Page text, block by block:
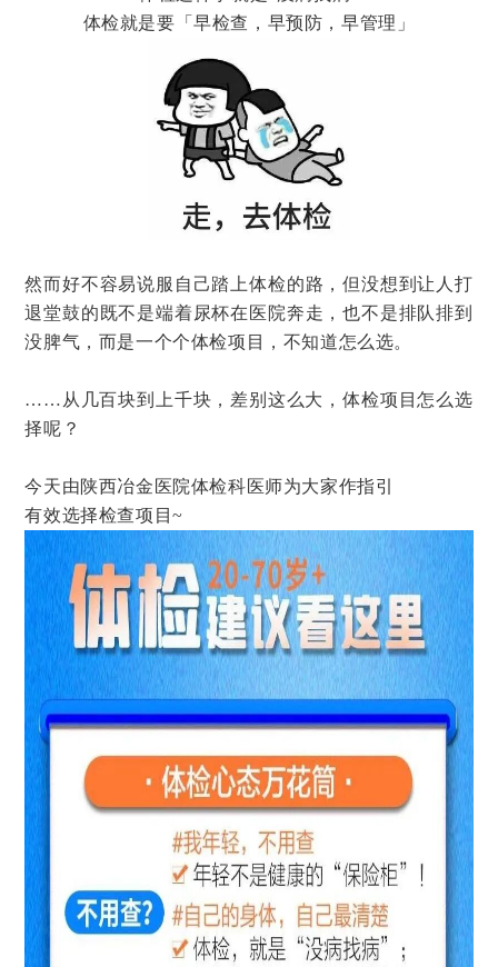
体检就是要「早检查，早预防，早管理」
然而好不容易说服自己踏上体检的路，但没想到让人打
退堂鼓的既不是端着尿杯在医院奔走，也不是排队排到
没脾气，而是一个个体检项目，不知道怎么选。
……从几百块到上千块，差别这么大，体检项目怎么选
择呢？
今天由陕西冶金医院体检科医师为大家作指引
有效选择检查项目~